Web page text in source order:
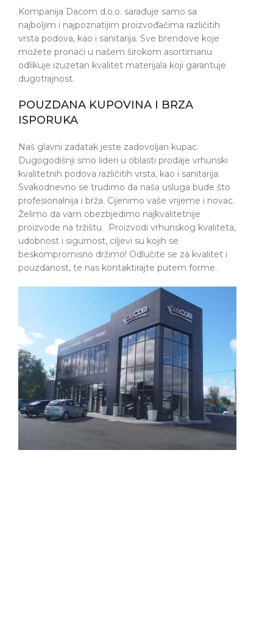
Kompanija Dacom d.o.o. sarađuje samo sa
najboljim i najpoznatijim proizvođačima različitih
vrsta podova, kao i sanitarija. Sve brendove koje
možete pronaći u našem širokom asortimanu
odlikuje izuzetan kvalitet materijala koji garantuje
dugotrajnost.
POUZDANA KUPOVINA I BRZA
ISPORUKA
Naš glavni zadatak jeste zadovoljan kupac.
Dugogodišnji smo lideri u oblasti prodaje vrhunski
kvalitetnih podova različitih vrsta, kao i sanitarija.
Svakodnevno se trudimo da naša usluga bude što
profesionalnija i brža. Cijenimo vaše vrijeme i novac.
Želimo da vam obezbjedimo najkvalitetnije
proizvode na tržištu. Proizvodi vrhunskog kvaliteta,
udobnost i sigurnost, ciljevi su kojih se
beskompromisno držimo! Odlučite se za kvalitet i
pouzdanost, te nas kontaktirajte putem forme.